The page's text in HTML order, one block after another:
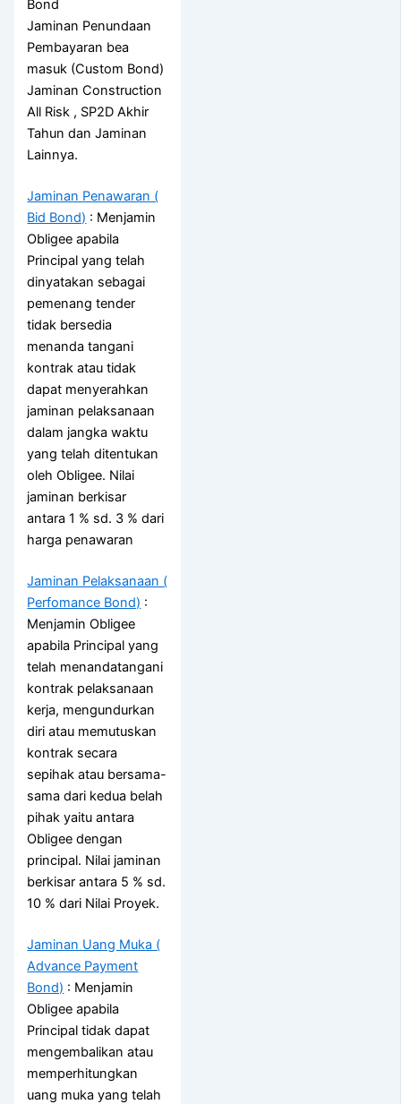
Bond
Jaminan Penundaan
Pembayaran bea
masuk (Custom Bond)
Jaminan Construction
All Risk , SP2D Akhir
Tahun dan Jaminan
Lainnya.
Jaminan Penawaran (
Bid Bond) : Menjamin
Obligee apabila
Principal yang telah
dinyatakan sebagai
pemenang tender
tidak bersedia
menanda tangani
kontrak atau tidak
dapat menyerahkan
jaminan pelaksanaan
dalam jangka waktu
yang telah ditentukan
oleh Obligee. Nilai
jaminan berkisar
antara 1 % sd. 3 % dari
harga penawaran
Jaminan Pelaksanaan (
Perfomance Bond) :
Menjamin Obligee
apabila Principal yang
telah menandatangani
kontrak pelaksanaan
kerja, mengundurkan
diri atau memutuskan
kontrak secara
sepihak atau bersama-
sama dari kedua belah
pihak yaitu antara
Obligee dengan
principal. Nilai jaminan
berkisar antara 5 % sd.
10 % dari Nilai Proyek.
Jaminan Uang Muka (
Advance Payment
Bond) : Menjamin
Obligee apabila
Principal tidak dapat
mengembalikan atau
memperhitungkan
uang muka yang telah